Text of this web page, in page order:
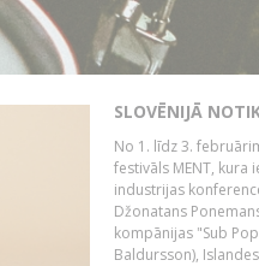
SLOVĒNIJĀ
No 1. līdz 3.
festivāls MENT, kura
industrijas
Džonatans
kompānijas "Sub
Baldursson),